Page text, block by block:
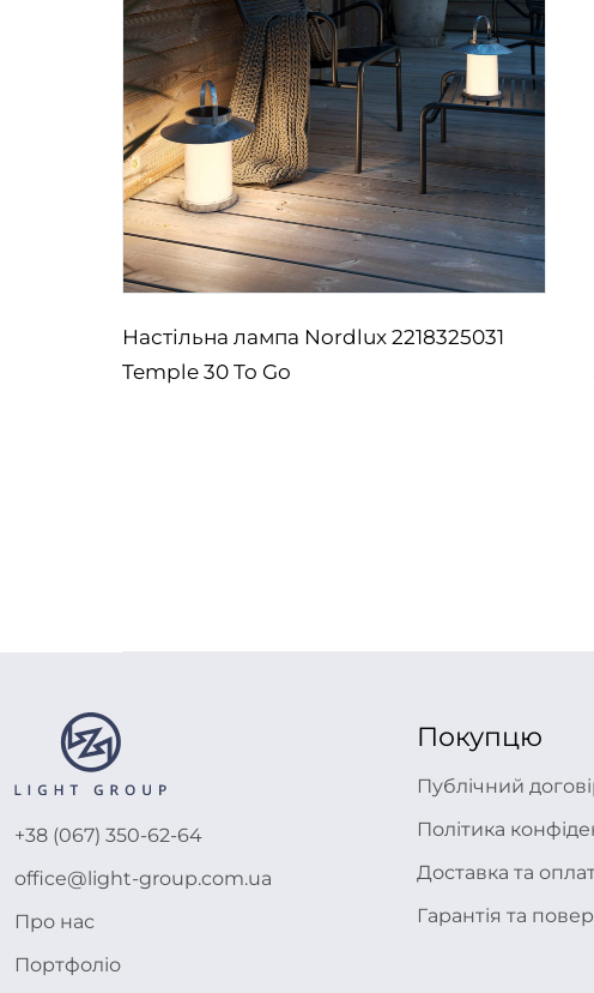
Настільна лампа Nordlux 2218325031
Temple 30 To Go
+38 (067) 350-62-64
office@light-group.com.ua
Про нас
Портфоліо
Покупцю
Публічний
Політика
Доставка та
Гарантія та